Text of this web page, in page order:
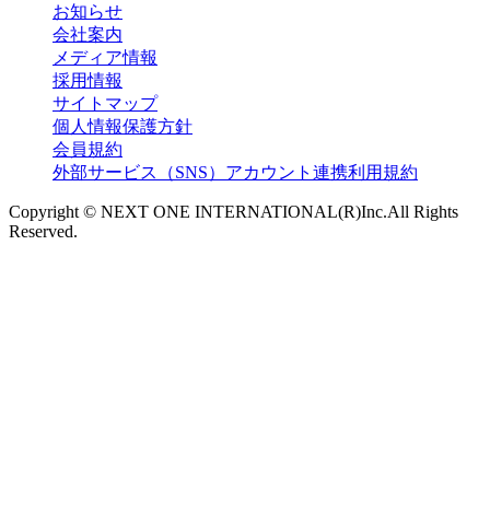
お知らせ
会社案内
メディア情報
採用情報
サイトマップ
個人情報保護方針
会員規約
外部サービス（SNS）アカウント連携利用規約
Copyright © NEXT ONE INTERNATIONAL(R)Inc.All Rights
Reserved.